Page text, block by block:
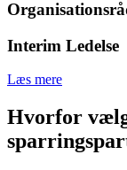
Interim Ledelse
Læs mere
Hvorfor